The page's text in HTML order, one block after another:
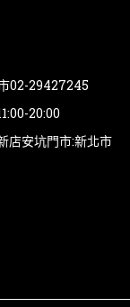
02-29427245
20:00
店安坑門市:新北市